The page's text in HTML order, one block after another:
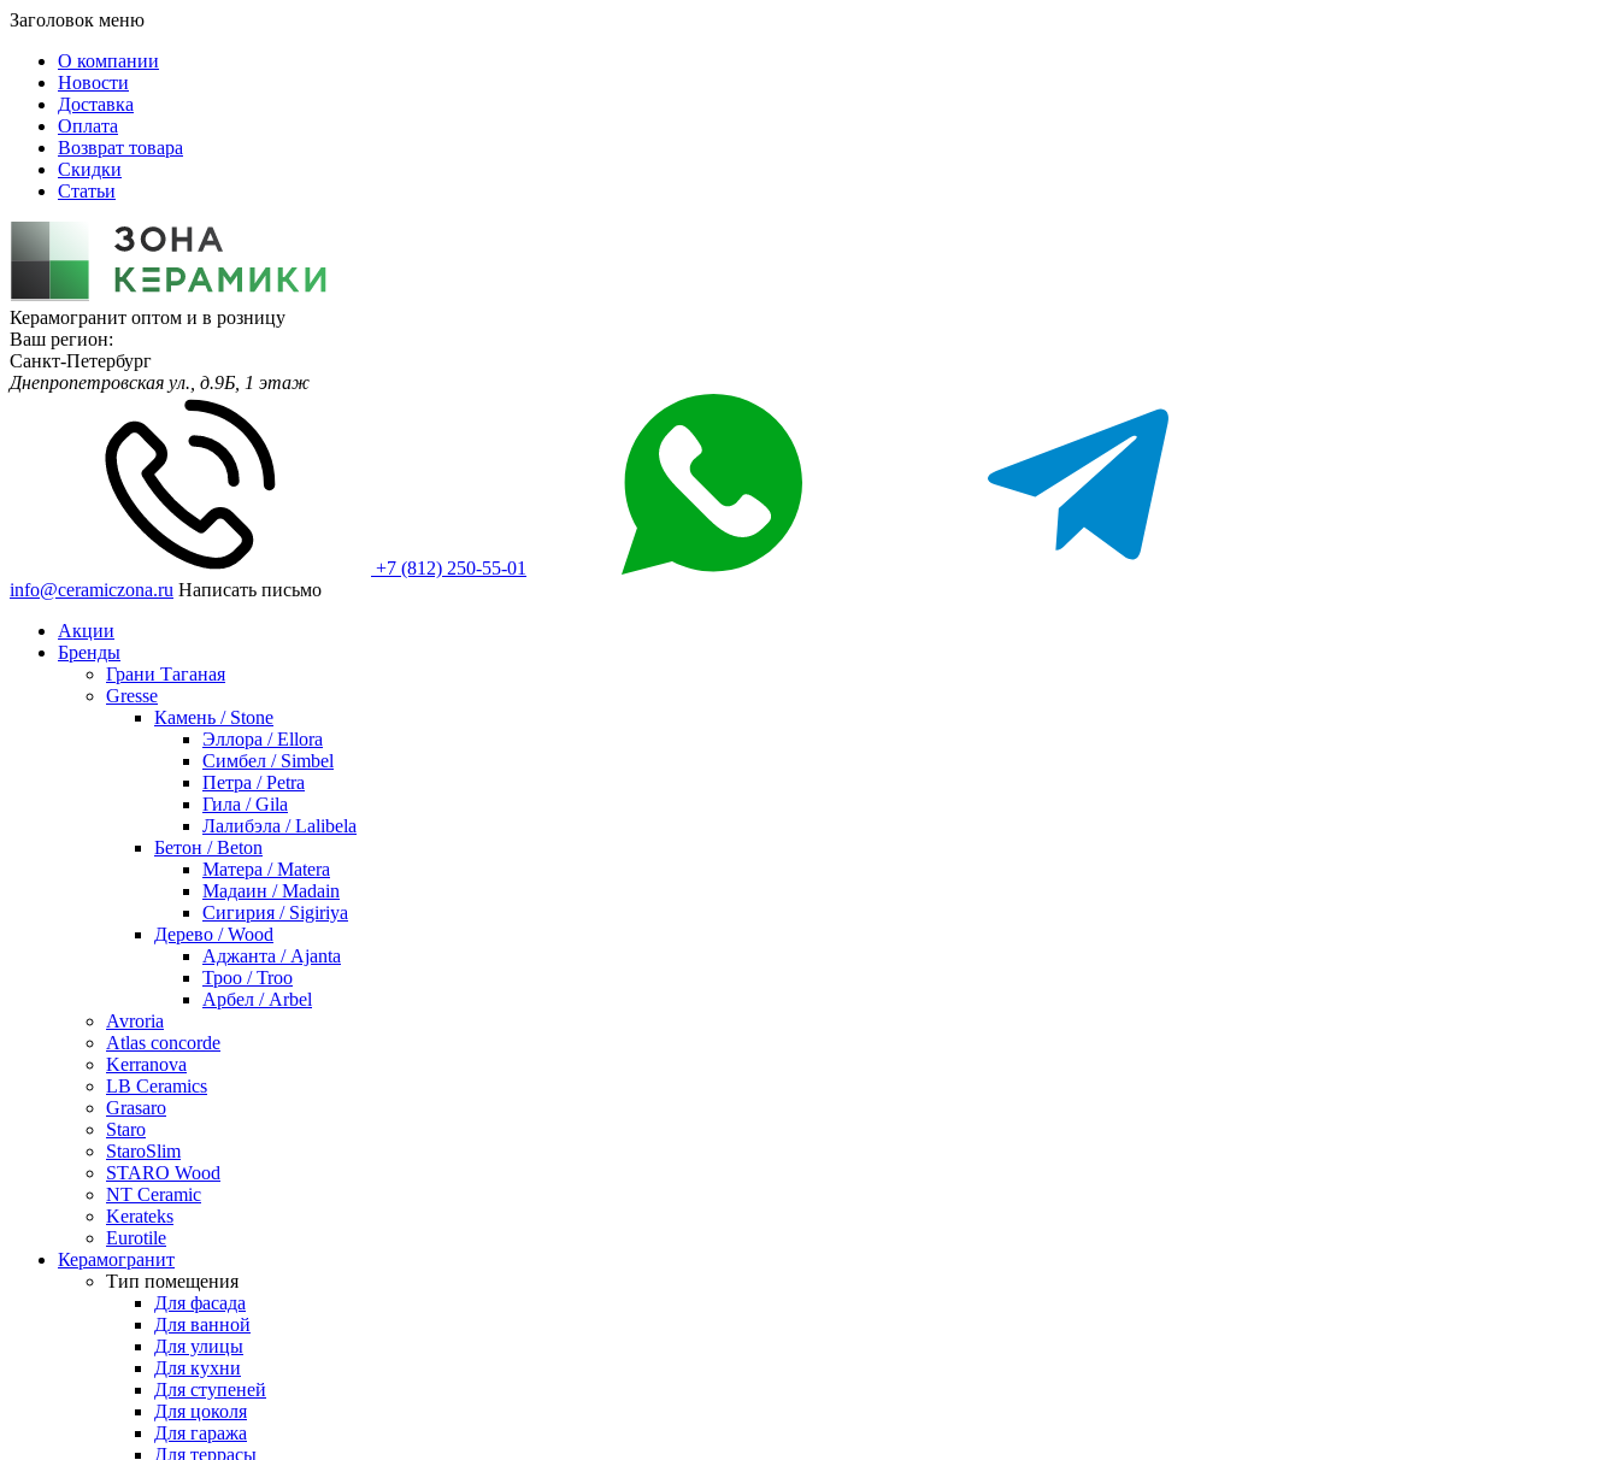
Заголовок меню
О компании
Новости
Доставка
Оплата
Возврат товара
Скидки
Статьи
Керамогранит оптом и в розницу
Ваш регион:
Санкт-Петербург
Днепропетровская ул., д.9Б, 1 этаж
+7 (812) 250-55-01
info@ceramiczona.ru Написать письмо
Акции
Бренды
Грани Таганая
Gresse
Камень / Stone
Эллора / Ellora
Симбел / Simbel
Петра / Petra
Гила / Gila
Лалибэла / Lalibela
Бетон / Beton
Матера / Matera
Мадаин / Madain
Сигирия / Sigiriya
Дерево / Wood
Аджанта / Ajanta
Троо / Troo
Арбел / Arbel
Avroria
Atlas concorde
Kerranova
LB Ceramics
Grasaro
Staro
StaroSlim
STARO Wood
NT Ceramic
Kerateks
Eurotile
Керамогранит
Тип помещения
Для фасада
Для ванной
Для улицы
Для кухни
Для ступеней
Для цоколя
Для гаража
Для террасы